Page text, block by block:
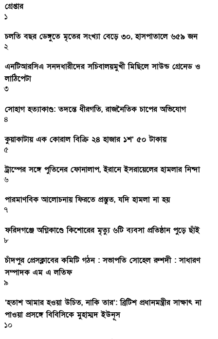
গ্রেপ্তার
১
চলতি বছর ডেঙ্গুতে মৃতের সংখ্যা বেড়ে ৩০, হাসপাতালে ৬৫৯ জন
২
এনটিআরসিএ সনদধারীদের সচিবালয়মুখী মিছিলে সাউন্ড গ্রেনেড ও
লাঠিপেটা
৩
সোহাগ হত্যাকাণ্ড: তদন্তে ধীরগতি, রাজনৈতিক চাপের অভিযোগ
৪
কুয়াকাটায় এক কোরাল বিক্রি ২৪ হাজার ১শ’ ৫০ টাকায়
৫
ট্রাম্পের সঙ্গে পুতিনের ফোনালাপ, ইরানে ইসরায়েলের হামলার নিন্দা
৬
পারমাণবিক আলোচনায় ফিরতে প্রস্তুত, যদি হামলা না হয়
৭
ফরিদগঞ্জে অগ্নিকাণ্ডে কিশোরের মৃত্যু ৬টি ব্যবসা প্রতিষ্ঠান পুড়ে ছাঁই
৮
চাঁদপুর প্রেসক্লাবের কমিটি গঠন : সভাপতি সোহেল রুশদী : সাধারণ
সম্পাদক এম এ লতিফ
৯
‘হতাশ আমার হওয়া উচিত, নাকি তার’: ব্রিটিশ প্রধানমন্ত্রীর সাক্ষাৎ না
পাওয়া প্রসঙ্গে বিবিসিকে মুহাম্মদ ইউনূস
১০